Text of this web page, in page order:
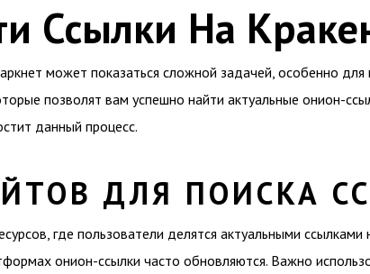
Ссылки На
может показаться сложной задачей, особенно
позволят вам успешно найти актуальные онион-
данный процесс.
ДЛЯ ПОИСКА
где пользователи делятся актуальными
онион-ссылки часто обновляются. Важно